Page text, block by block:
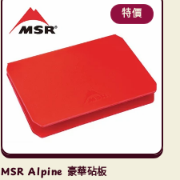
特價
MSR Alpine 豪華砧板